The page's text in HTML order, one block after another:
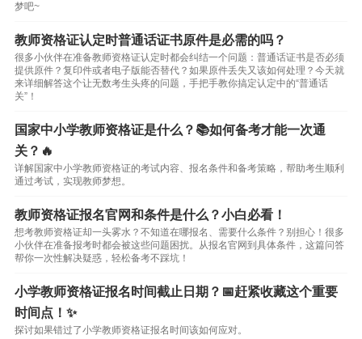
梦吧~
教师资格证认定时普通话证书原件是必需的吗？
很多小伙伴在准备教师资格证认定时都会纠结一个问题：普通话证书是否必须
提供原件？复印件或者电子版能否替代？如果原件丢失又该如何处理？今天就
来详细解答这个让无数考生头疼的问题，手把手教你搞定认定中的“普通话
关”！
国家中小学教师资格证是什么？📚如何备考才能一次通
关？🔥
详解国家中小学教师资格证的考试内容、报名条件和备考策略，帮助考生顺利
通过考试，实现教师梦想。
教师资格证报名官网和条件是什么？小白必看！
想考教师资格证却一头雾水？不知道在哪报名、需要什么条件？别担心！很多
小伙伴在准备报考时都会被这些问题困扰。从报名官网到具体条件，这篇问答
帮你一次性解决疑惑，轻松备考不踩坑！
小学教师资格证报名时间截止日期？📅赶紧收藏这个重要
时间点！✨
探讨如果错过了小学教师资格证报名时间该如何应对。